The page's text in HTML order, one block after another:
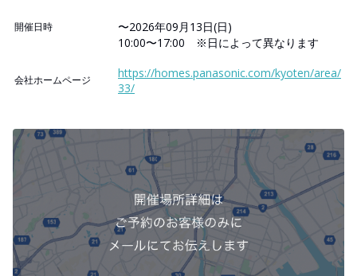
開催日時
〜2026年09月13日(日)
10:00〜17:00 ※日によって異なります
会社ホームページ
https://homes.panasonic.com/kyoten/area/
33/